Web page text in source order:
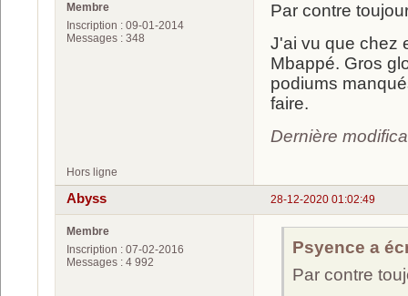
Membre
Inscription : 09-01-2014
Messages : 348
Par contre
J'ai vu que chez
Mbappé. Gros
podiums
faire.
Dernière
Hors ligne
28-12-2020 01:02:49
Abyss
Membre
Inscription : 07-02-2016
Messages : 4 992
Psyence a
Par contre